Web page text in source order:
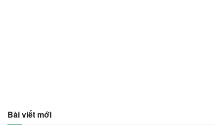
Bài viết mới